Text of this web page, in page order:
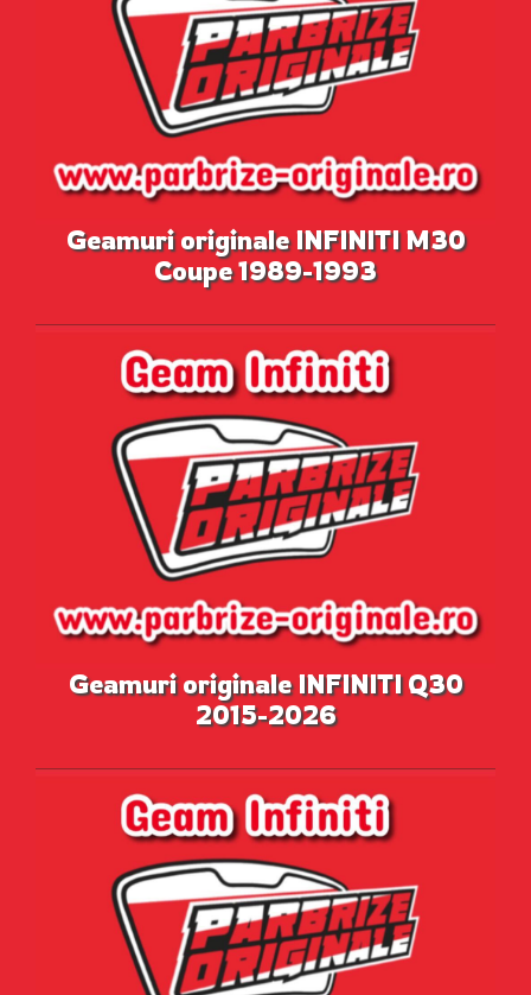
Geamuri originale INFINITI M30
Coupe 1989-1993
Geamuri originale INFINITI Q30
2015-2026